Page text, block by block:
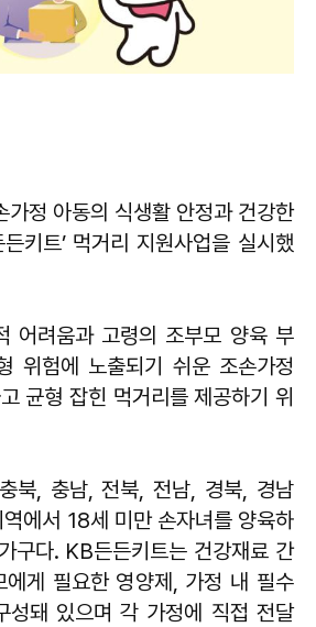
가정 아동의 식생활 안정과 건강한
키트’ 먹거리 지원사업을 실시했
어려움과 고령의 조부모 양육 부
위험에 노출되기 쉬운 조손가정
균형 잡힌 먹거리를 제공하기 위
북, 충남, 전북, 전남, 경북, 경남
에서 18세 미만 손자녀를 양육하
구다. KB든든키트는 건강재료 간
에게 필요한 영양제, 가정 내 필수
성돼 있으며 각 가정에 직접 전달